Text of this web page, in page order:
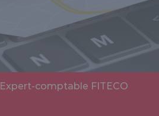
Expert-comptable FITECO